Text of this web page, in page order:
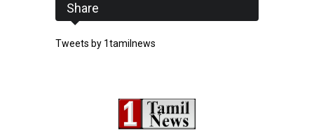
Share
Tweets by 1tamilnews